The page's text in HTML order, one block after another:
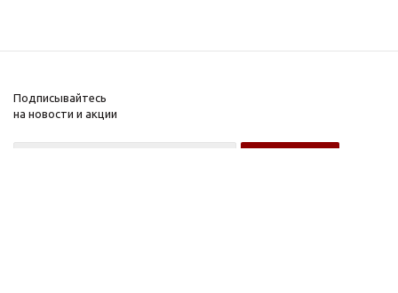
Подписывайтесь
на новости и акции